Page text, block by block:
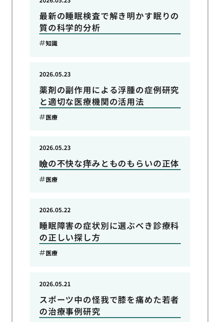
最新の睡眠検査で解き明かす眠りの
質の科学的分析
知識
薬剤の副作用による浮腫の症例研究
と適切な医療機関の活用法
2026.05.23
医療
瞼の不快な痒みとものもらいの正体
2026.05.23
医療
睡眠障害の症状別に選ぶべき診療科
の正しい探し方
2026.05.22
医療
スポーツ中の怪我で膝を痛めた若者
の治療事例研究
2026.05.21